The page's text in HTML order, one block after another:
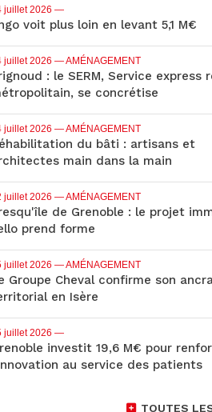
juillet 2026 —
voit plus loin en levant 5,1 M€
juillet 2026 — AMÉNAGEMENT
: le SERM, Service express
se concrétise
juillet 2026 — AMÉNAGEMENT
du bâti : artisans et
main dans la main
juillet 2026 — AMÉNAGEMENT
de Grenoble : le projet
prend forme
juillet 2026 — AMÉNAGEMENT
Groupe Cheval confirme son
en Isère
juillet 2026 —
investit 19,6 M€ pour
au service des patients
TOUTES